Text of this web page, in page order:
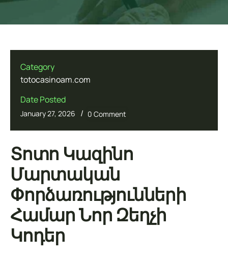
Category
totocasinoam.com
Date Posted
January 27, 2026 / 0 Comment
Տոտո Կազինո
Մարտական
Փորձառությունների
Համար Նոր Զեղչի
Կոդեր